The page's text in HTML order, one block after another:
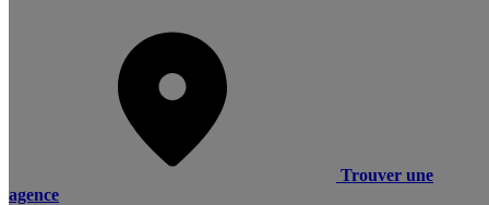
Trouver une
agence